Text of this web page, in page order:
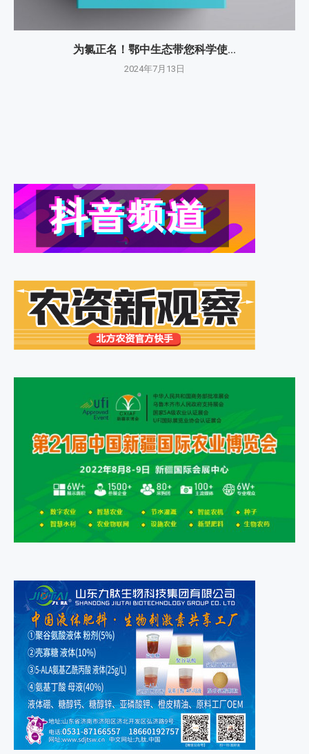
为氯正名！鄂中生态带您科学使...
2024年7月13日